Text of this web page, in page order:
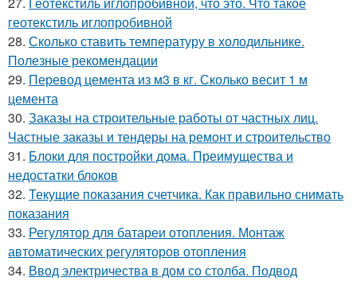
геотекстиль иглопробивной
28. Сколько ставить температуру в холодильнике.
Полезные рекомендации
29. Перевод цемента из м3 в кг. Сколько весит 1 м
цемента
30. Заказы на строительные работы от частных лиц.
Частные заказы и тендеры на ремонт и строительство
31. Блоки для постройки дома. Преимущества и
недостатки блоков
32. Текущие показания счетчика. Как правильно снимать
показания
33. Регулятор для батареи отопления. Монтаж
автоматических регуляторов отопления
34. Ввод электричества в дом со столба. Подвод